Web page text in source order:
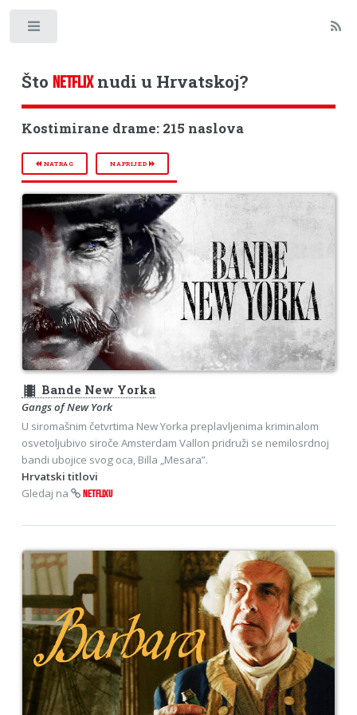
Što NETFLIXnudi u Hrvatskoj?
Kostimirane drame: 215 naslova
NATRAG NAPRIJED
theaters Bande New Yorka
Gangs of New York
U siromašnim četvrtima New Yorka preplavljenima kriminalom
osvetoljubivo siroče Amsterdam Vallon pridruži se nemilosrdnoj
bandi ubojice svog oca, Billa „Mesara”.
Hrvatski titlovi
Gledaj na
NETFLIXU